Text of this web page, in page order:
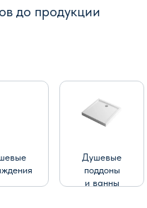
до продукции
Душевые
поддоны
и ванны